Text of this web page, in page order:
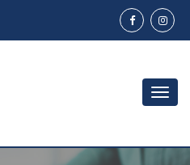
Menu